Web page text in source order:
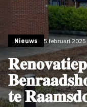
Nieuws 5 februari 2025
𝐭𝐞